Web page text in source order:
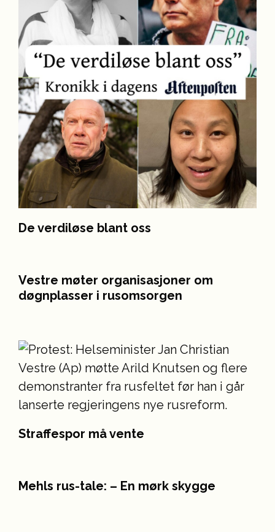
De verdiløse blant oss
Vestre møter organisasjoner om
døgnplasser i rusomsorgen
Straffespor må vente
Mehls rus-tale: – En mørk skygge